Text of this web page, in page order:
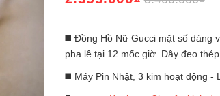
◼️ Đồng Hồ Nữ Gucci mặt số dáng
pha lê tại 12 mốc giờ. Dây đeo
◼️ Máy Pin Nhật, 3 kim hoạt động -